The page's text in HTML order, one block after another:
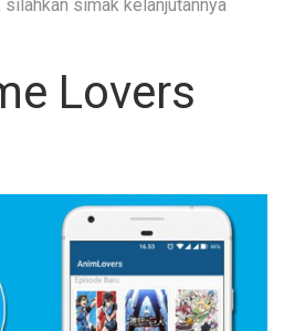
simak kelanjutannya
Lovers